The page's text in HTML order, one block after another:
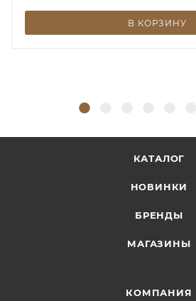
В КОРЗИНУ
КАТАЛОГ
НОВИНКИ
БРЕНДЫ
МАГАЗИНЫ
КОМПАНИЯ